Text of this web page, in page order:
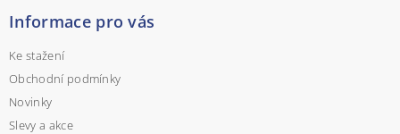
Informace pro vás
Ke stažení
Obchodní podmínky
Novinky
Slevy a akce